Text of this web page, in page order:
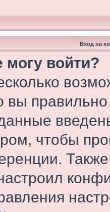
Вход на
могу войти?
вы
чтобы